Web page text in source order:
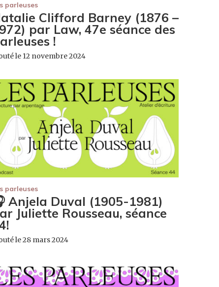
parleuses
Clifford Barney (1876 –
par Law, 47e séance des
!
le 12 novembre 2024
parleuses
Anjela Duval (1905-1981)
Juliette Rousseau, séance
le 28 mars 2024